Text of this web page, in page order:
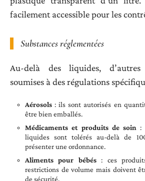
facilement accessible pour les
Substances réglementées
Au-delà des liquides, d’autres
soumises à des régulations
Aérosols : ils sont autorisés en
être bien emballés.
Médicaments et produits de soin :
liquides sont tolérés au-delà de
présenter une ordonnance.
Aliments pour bébés: ces
restrictions de volume mais doivent
de sécurité.